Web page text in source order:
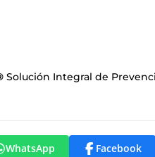
Solución Integral de
WhatsApp Facebook